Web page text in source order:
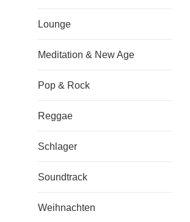
Lounge
Meditation & New Age
Pop & Rock
Reggae
Schlager
Soundtrack
Weihnachten